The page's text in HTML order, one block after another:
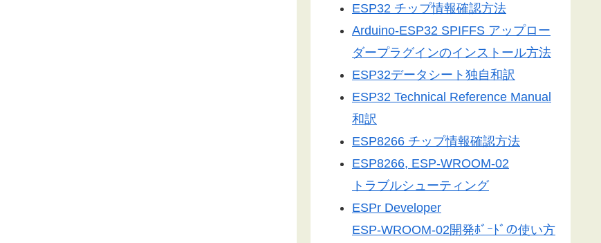
ライブラリ
工具／測定器
アプリ
ツール
便利グッズ
ESP32 チップ情報確認方法
Arduino-ESP32 SPIFFS アップロー
ダープラグインのインストール方法
ESP32データシート独自和訳
ESP32 Technical Reference Manual
和訳
ESP8266 チップ情報確認方法
ESP8266, ESP-WROOM-02
トラブルシューティング
ESPr Developer
ESP-WROOM-02開発ﾎﾞｰﾄﾞの使い方